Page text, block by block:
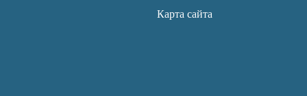
Карта сайта